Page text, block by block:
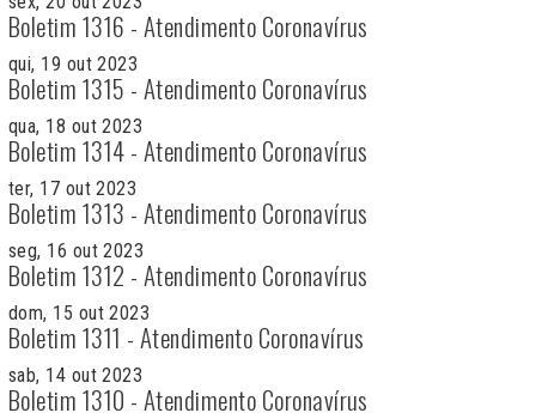
Boletim 1316 - Atendimento Coronavírus
qui, 19 out 2023
Boletim 1315 - Atendimento Coronavírus
qua, 18 out 2023
Boletim 1314 - Atendimento Coronavírus
ter, 17 out 2023
Boletim 1313 - Atendimento Coronavírus
seg, 16 out 2023
Boletim 1312 - Atendimento Coronavírus
dom, 15 out 2023
Boletim 1311 - Atendimento Coronavírus
sab, 14 out 2023
Boletim 1310 - Atendimento Coronavírus